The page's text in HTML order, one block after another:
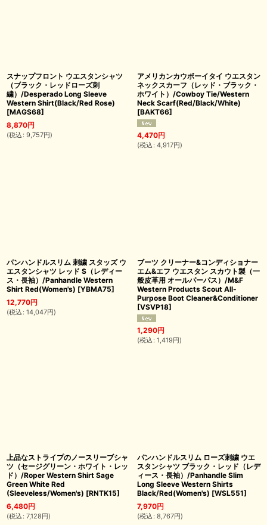
スナップフロント ウエスタンシャツ
（ブラック・レッドローズ刺
繍）/Desperado Long Sleeve
Western Shirt(Black/Red Rose)
[MAGS68]
8,870円
(税込 : 9,757円)
アメリカンカウボーイタイ ウエスタン
ネックスカーフ（レッド・ブラック・
ホワイト）/Cowboy Tie/Western
Neck Scarf(Red/Black/White)
[BAKT66]
4,470円
(税込 : 4,917円)
パンハンドルスリム 刺繍 スタッズ ウ
エスタンシャツ レッド S（レディー
ス・長袖）/Panhandle Western
Shirt Red(Women's) [YBMA75]
12,770円
(税込 : 14,047円)
ブーツ クリーナー&コンディショナー
エム&エフ ウエスタン スカウト製（一
般皮革用 オールパーパス）/M&F
Western Products Scout All-
Purpose Boot Cleaner&Conditioner
[VSVP18]
1,290円
(税込 : 1,419円)
上品なストライプのノースリーブシャ
ツ（セージグリーン・ホワイト・レッ
ド）/Roper Western Shirt Sage
Green White Red
(Sleeveless/Women's) [RNTK15]
6,480円
(税込 : 7,128円)
パンハンドルスリム ローズ刺繍 ウエ
スタンシャツ ブラック・レッド（レデ
ィース・長袖）/Panhandle Slim
Long Sleeve Western Shirts
Black/Red(Women's) [WSL551]
7,970円
(税込 : 8,767円)